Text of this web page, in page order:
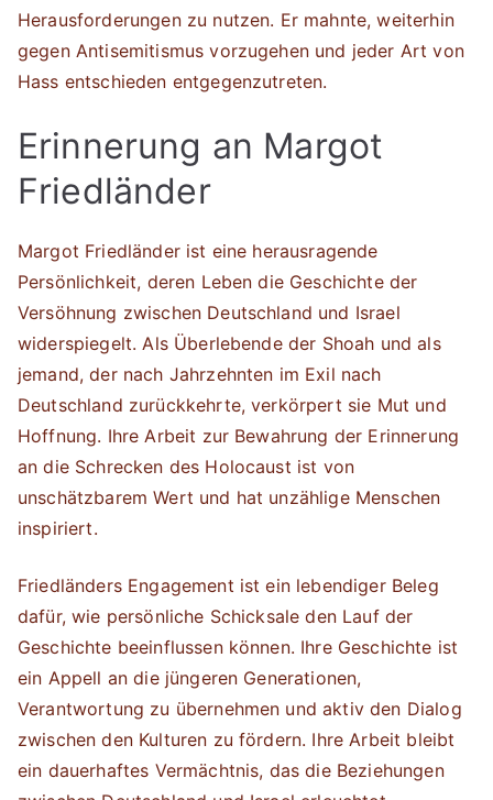
Herausforderungen zu nutzen. Er mahnte, weiterhin
gegen Antisemitismus vorzugehen und jeder Art von
Hass entschieden entgegenzutreten.
Erinnerung an Margot
Friedländer
Margot Friedländer ist eine herausragende
Persönlichkeit, deren Leben die Geschichte der
Versöhnung zwischen Deutschland und Israel
widerspiegelt. Als Überlebende der Shoah und als
jemand, der nach Jahrzehnten im Exil nach
Deutschland zurückkehrte, verkörpert sie Mut und
Hoffnung. Ihre Arbeit zur Bewahrung der Erinnerung
an die Schrecken des Holocaust ist von
unschätzbarem Wert und hat unzählige Menschen
inspiriert.
Friedländers Engagement ist ein lebendiger Beleg
dafür, wie persönliche Schicksale den Lauf der
Geschichte beeinflussen können. Ihre Geschichte ist
ein Appell an die jüngeren Generationen,
Verantwortung zu übernehmen und aktiv den Dialog
zwischen den Kulturen zu fördern. Ihre Arbeit bleibt
ein dauerhaftes Vermächtnis, das die Beziehungen